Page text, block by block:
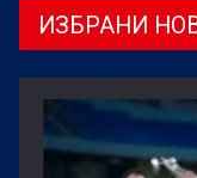
ИЗБРАНИ